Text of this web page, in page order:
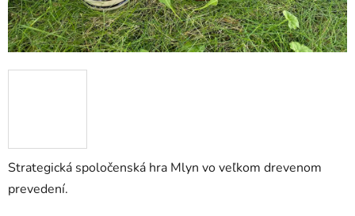
Strategická spoločenská hra Mlyn vo veľkom drevenom
prevedení.